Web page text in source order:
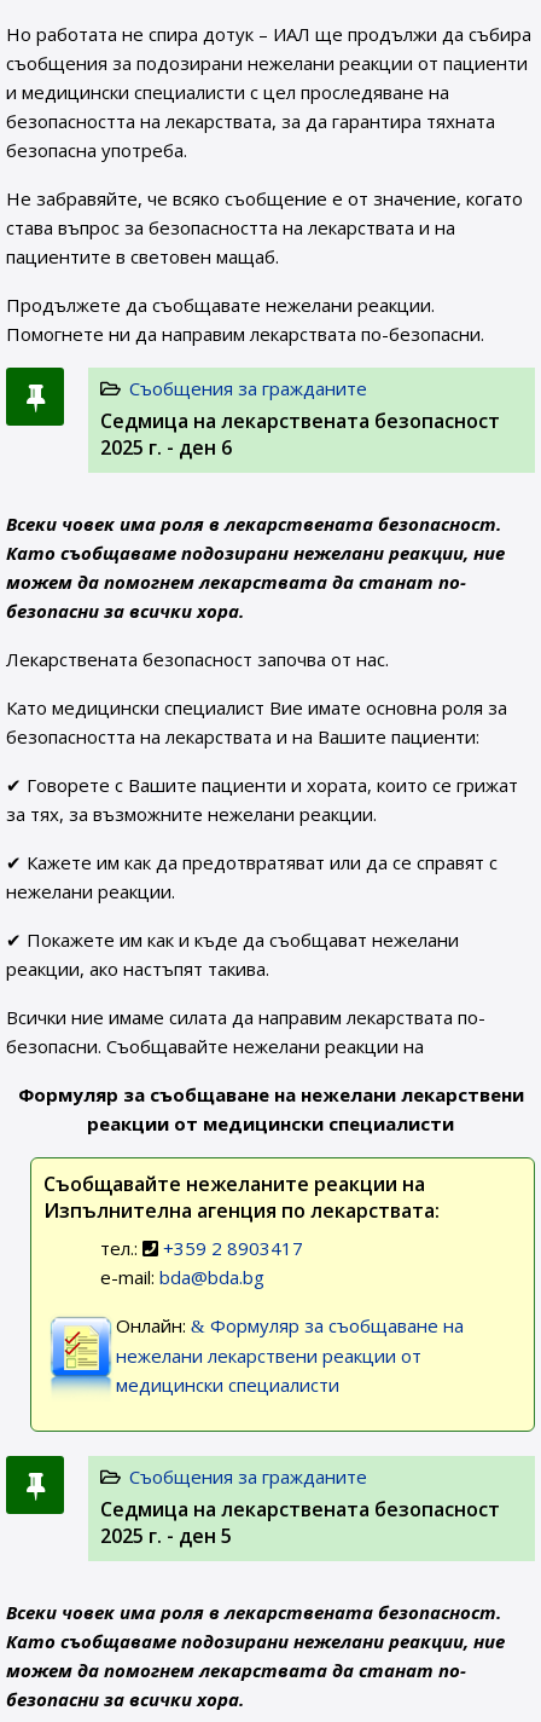
Но работата не спира дотук – ИАЛ ще продължи да събира
съобщения за подозирани нежелани реакции от пациенти
и медицински специалисти с цел проследяване на
безопасността на лекарствата, за да гарантира тяхната
безопасна употреба.
Не забравяйте, че всяко съобщение е от значение, когато
става въпрос за безопасността на лекарствата и на
пациентите в световен мащаб.
Продължете да съобщавате нежелани реакции.
Помогнете ни да направим лекарствата по-безопасни.
Съобщения за гражданите
Седмица на лекарствената безопасност
2025 г. - ден 6
Всеки човек има роля в лекарствената безопасност.
Като съобщаваме подозирани нежелани реакции, ние
можем да помогнем лекарствата да станат по-
безопасни за всички хора.
Лекарствената безопасност започва от нас.
Като медицински специалист Вие имате основна роля за
безопасността на лекарствата и на Вашите пациенти:
✔ Говорете с Вашите пациенти и хората, които се грижат
за тях, за възможните нежелани реакции.
✔ Кажете им как да предотвратяват или да се справят с
нежелани реакции.
✔ Покажете им как и къде да съобщават нежелани
реакции, ако настъпят такива.
Всички ние имаме силата да направим лекарствата по-
безопасни. Съобщавайте нежелани реакции на
Формуляр за съобщаване на нежелани лекарствени
реакции от медицински специалисти
Съобщавайте нежеланите реакции на
Изпълнителна агенция по лекарствата:
тел.:
+359 2 8903417
e-mail: bda@bda.bg
Онлайн:
Формуляр за съобщаване на
нежелани лекарствени реакции от
медицински специалисти
Съобщения за гражданите
Седмица на лекарствената безопасност
2025 г. - ден 5
Всеки човек има роля в лекарствената безопасност.
Като съобщаваме подозирани нежелани реакции, ние
можем да помогнем лекарствата да станат по-
безопасни за всички хора.